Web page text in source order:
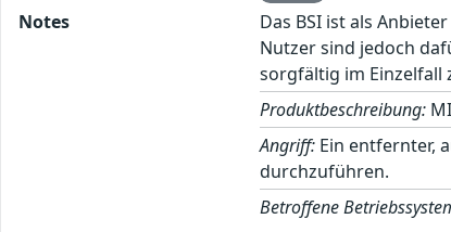
Notes
Das BSI ist als
Nutzer sind jedoch
sorgfältig im Einzelfall
Produktbeschreibung:
Angriff: Ein entfernter,
durchzuführen.
Betroffene